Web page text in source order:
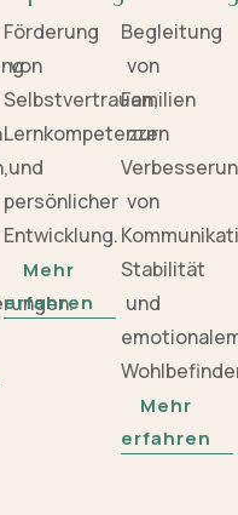
Förderung
von
Selbstvertrauen,
Lernkompetenzen
und
persönlicher
Entwicklung.
Mehr
erfahren
Begleitung
von
Familien
zur
von
Stabilität
und
Mehr
erfahren